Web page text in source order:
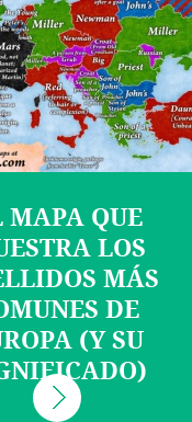
MAPA QUE
LOS
MÁS
DE
(Y SU